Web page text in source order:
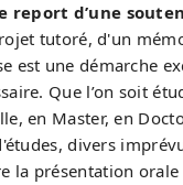
report d’une
tutoré, d'un
est une démarche
Que l’on soit
en Master, en
divers
la présentation orale